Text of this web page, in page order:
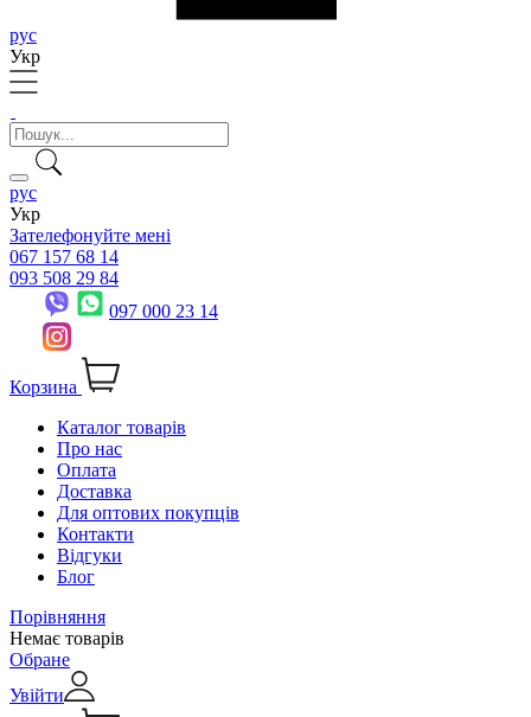
рус
Укр
рус
Укр
Зателефонуйте мені
067 157 68 14
093 508 29 84
097 000 23 14
Корзина
Каталог товарів
Про нас
Оплата
Доставка
Для оптових покупців
Контакти
Відгуки
Блог
Порівняння
Немає товарів
Обране
Увійти